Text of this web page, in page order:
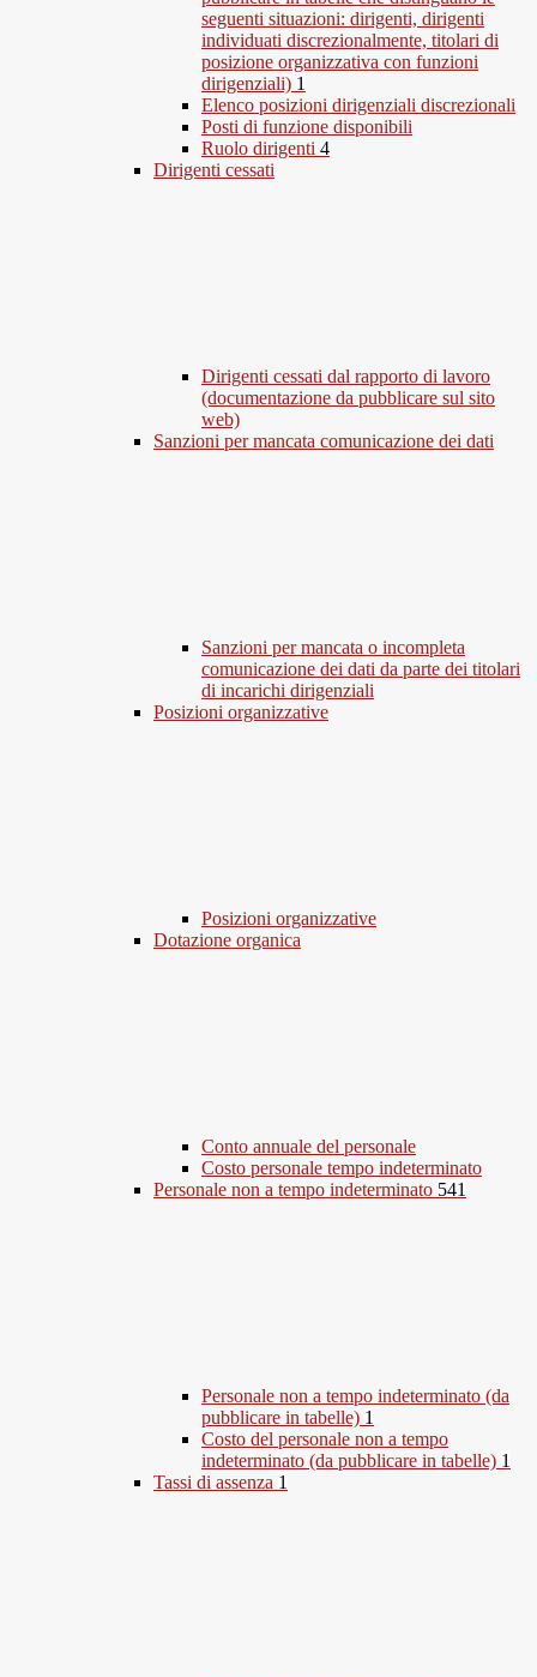
seguenti situazioni: dirigenti, dirigenti
individuati discrezionalmente, titolari di
posizione organizzativa con funzioni
dirigenziali) 1
Elenco posizioni dirigenziali discrezionali
Posti di funzione disponibili
Ruolo dirigenti 4
Dirigenti cessati
Dirigenti cessati dal rapporto di lavoro
(documentazione da pubblicare sul sito
web)
Sanzioni per mancata comunicazione dei dati
Sanzioni per mancata o incompleta
comunicazione dei dati da parte dei titolari
di incarichi dirigenziali
Posizioni organizzative
Posizioni organizzative
Dotazione organica
Conto annuale del personale
Costo personale tempo indeterminato
Personale non a tempo indeterminato 541
Personale non a tempo indeterminato (da
pubblicare in tabelle) 1
Costo del personale non a tempo
indeterminato (da pubblicare in tabelle) 1
Tassi di assenza 1